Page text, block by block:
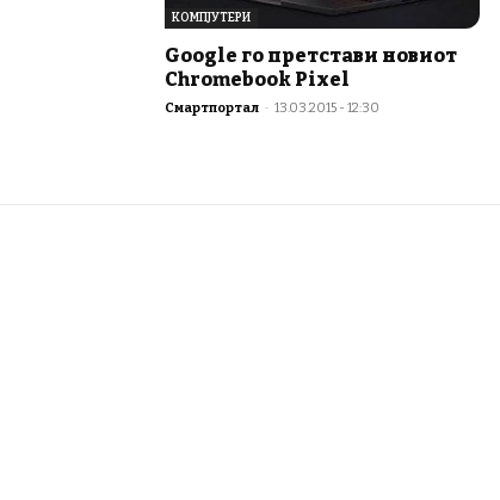
КОМПЈУТЕРИ
Google го претстави новиот
Chromebook Pixel
Смартпортал - 13.03.2015 - 12:30